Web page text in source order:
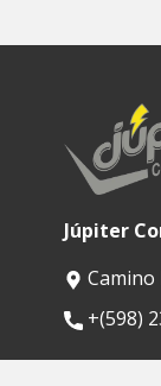
Júpiter
Camino
​+(598)